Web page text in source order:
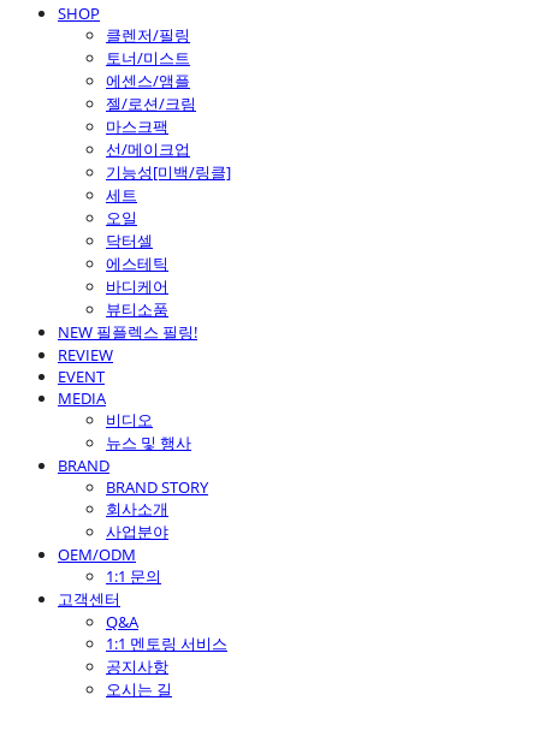
SHOP
클렌저/필링
토너/미스트
에센스/앰플
젤/로션/크림
마스크팩
선/메이크업
기능성[미백/링클]
세트
오일
닥터셀
에스테틱
바디케어
뷰티소품
NEW 필플렉스 필링!
REVIEW
EVENT
MEDIA
비디오
뉴스 및 행사
BRAND
BRAND STORY
회사소개
사업분야
OEM/ODM
1:1 문의
고객센터
Q&A
1:1 멘토링 서비스
공지사항
오시는 길